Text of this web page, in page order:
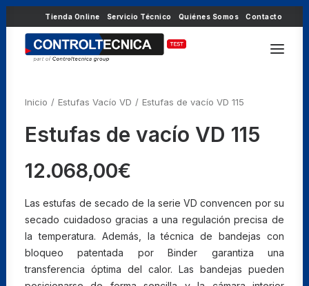
Tienda Online Servicio Técnico Quiénes Somos Contacto
Inicio Estufas Vacío VD Estufas de vacío VD 115
Estufas de vacío VD 115
12.068,00€
Las estufas de secado de la serie VD convencen por su
secado cuidadoso gracias a una regulación precisa de
la temperatura. Además, la técnica de bandejas con
bloqueo patentada por Binder garantiza una
transferencia óptima del calor. Las bandejas pueden